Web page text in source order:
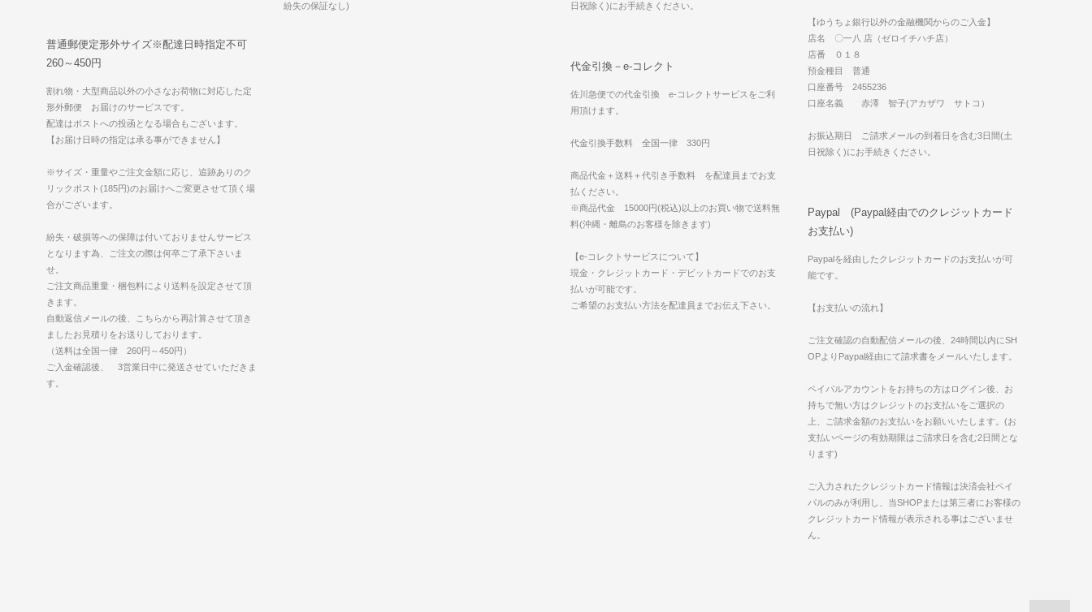
紛失の保証なし)
普通郵便定形外サイズ※配達日時指定不可
260～450円
割れ物・大型商品以外の小さなお荷物に対応した定
形外郵便 お届けのサービスです。
配達はポストへの投函となる場合もございます。
【お届け日時の指定は承る事ができません】
※サイズ・重量やご注文金額に応じ、追跡ありのク
リックポスト(185円)のお届けへご変更させて頂く場
合がございます。
紛失・破損等への保障は付いておりませんサービス
となります為、ご注文の際は何卒ご了承下さいま
せ。
ご注文商品重量・梱包料により送料を設定させて頂
きます。
自動返信メールの後、こちらから再計算させて頂き
ましたお見積りをお送りしております。
（送料は全国一律 260円～450円）
ご入金確認後、 3営業日中に発送させていただきま
す。
日祝除く)にお手続きください。
【ゆうちょ銀行以外の金融機関からのご入金】
店名 〇一八 店（ゼロイチハチ店）
店番 ０１８
預金種目 普通
口座番号 2455236
口座名義 赤澤 智子(アカザワ サトコ）
お振込期日 ご請求メールの到着日を含む3日間(土
日祝除く)にお手続きください。
代金引換－e-コレクト
佐川急便での代金引換 e-コレクトサービスをご利
用頂けます。
代金引換手数料 全国一律 330円
商品代金＋送料＋代引き手数料 を配達員までお支
払ください。
※商品代金 15000円(税込)以上のお買い物で送料無
料(沖縄・離島のお客様を除きます)
【e-コレクトサービスについて】
現金・クレジットカード・デビットカードでのお支
払いが可能です。
ご希望のお支払い方法を配達員までお伝え下さい。
Paypal (Paypal経由でのクレジットカード
お支払い)
Paypalを経由したクレジットカードのお支払いが可
能です。
【お支払いの流れ】
ご注文確認の自動配信メールの後、24時間以内にSH
OPよりPaypal経由にて請求書をメールいたします。
ペイパルアカウントをお持ちの方はログイン後、お
持ちで無い方はクレジットのお支払いをご選択の
上、ご請求金額のお支払いをお願いいたします。(お
支払いページの有効期限はご請求日を含む2日間とな
ります)
ご入力されたクレジットカード情報は決済会社ペイ
パルのみが利用し、当SHOPまたは第三者にお客様の
クレジットカード情報が表示される事はございませ
ん。